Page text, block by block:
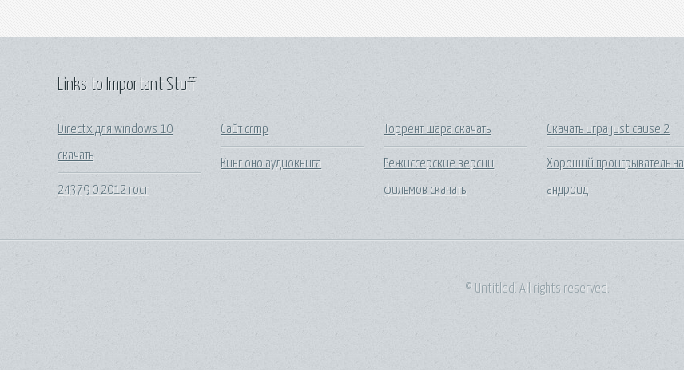
Links to Important Stuff
Directx для windows 10
скачать
24379 0 2012 гост
Сайт crmp
Кинг оно аудиокнига
Торрент шара скачать
Режиссерские версии
фильмов скачать
Скачать игра just cause 2
Хороший проигрыватель на
андроид
© Untitled. All rights reserved.